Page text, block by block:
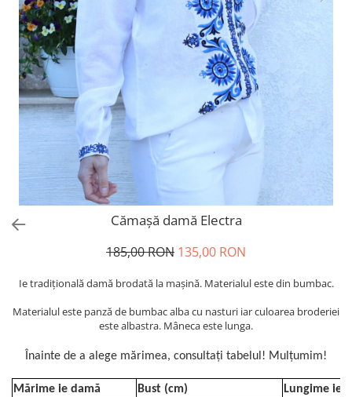
Cămașă damă Electra
185,00 RON 135,00 RON
Ie tradiţională damă brodată la maşină. Materialul este din bumbac.
Materialul este panză de bumbac alba cu nasturi iar culoarea broderiei
este albastra. Mâneca este lunga.
Înainte de a alege mărimea, consultați tabelul! Mulțumim!
Mărime ie damă Bust (cm)
Lungime ie